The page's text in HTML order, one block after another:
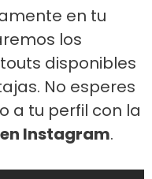
en tu
los
disponibles
No esperes
a tu perfil con la
Instagram.